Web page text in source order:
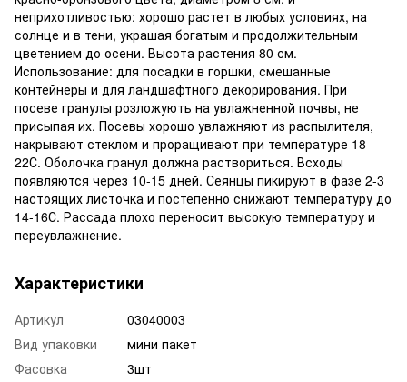
неприхотливостью: хорошо растет в любых условиях, на
солнце и в тени, украшая богатым и продолжительным
цветением до осени. Высота растения 80 см.
Использование: для посадки в горшки, смешанные
контейнеры и для ландшафтного декорирования. При
посеве гранулы розложують на увлажненной почвы, не
присыпая их. Посевы хорошо увлажняют из распылителя,
накрывают стеклом и проращивают при температуре 18-
22С. Оболочка гранул должна раствориться. Всходы
появляются через 10-15 дней. Сеянцы пикируют в фазе 2-3
настоящих листочка и постепенно снижают температуру до
14-16С. Рассада плохо переносит высокую температуру и
переувлажнение.
Характеристики
Артикул
03040003
Вид упаковки
мини пакет
Фасовка
3шт